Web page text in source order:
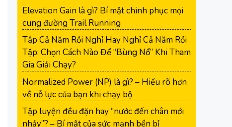
Elevation Gain là gì? Bí mật chinh phục mọi
cung đường Trail Running
Tập Cả Năm Rồi Nghỉ Hay Nghỉ Cả Năm Rồi
Tập: Chọn Cách Nào Để “Bùng Nổ” Khi Tham
Gia Giải Chạy?
Normalized Power (NP) là gì? – Hiểu rõ hơn
về nỗ lực của bạn khi chạy bộ
Tập luyện đều đặn hay “nước đến chân mới
nhảy”? – Bí mật của sức mạnh bền bỉ